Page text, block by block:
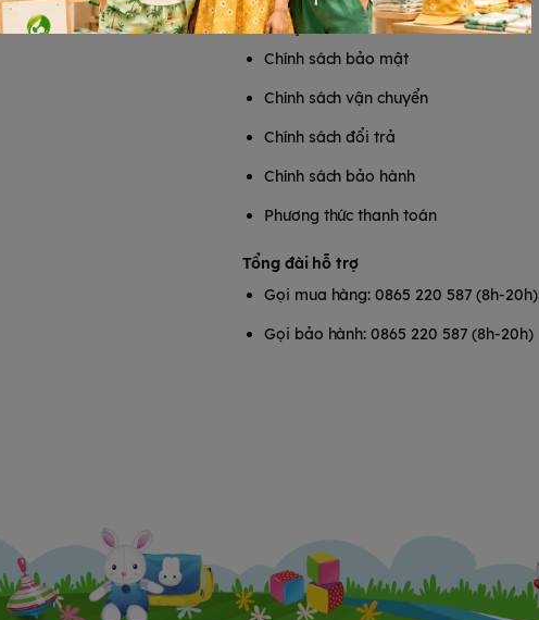
HỖ TRỢ KHÁCH HÀNG
Chính sách bảo mật
Chính sách vận chuyển
Chính sách đổi trả
Chính sách bảo hành
Phương thức thanh toán
Tổng đài hỗ trợ
Gọi mua hàng: 0865 220 587 (8h-20h)
Gọi bảo hành: 0865 220 587 (8h-20h)